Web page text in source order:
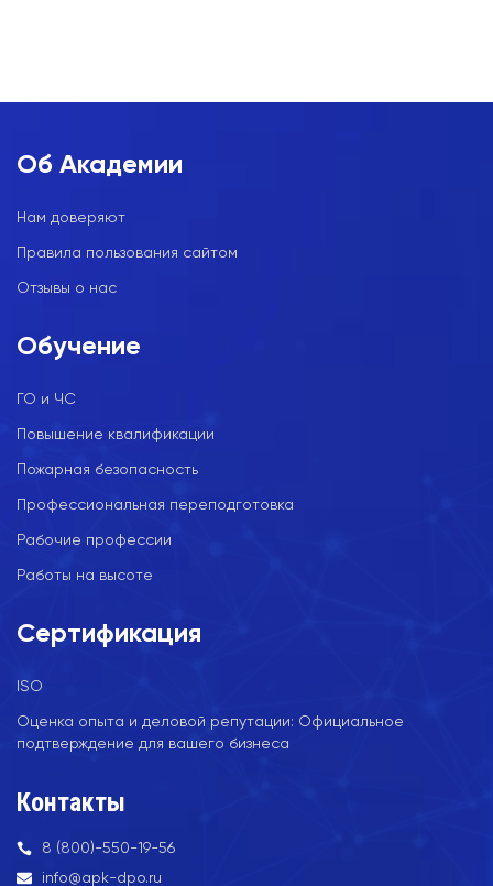
Об Академии
Нам доверяют
Правила пользования сайтом
Отзывы о нас
Обучение
ГО и ЧС
Повышение квалификации
Пожарная безопасность
Профессиональная переподготовка
Рабочие профессии
Работы на высоте
Сертификация
ISO
Оценка опыта и деловой репутации: Официальное
подтверждение для вашего бизнеса
Контакты
8 (800)-550-19-56
info@apk-dpo.ru